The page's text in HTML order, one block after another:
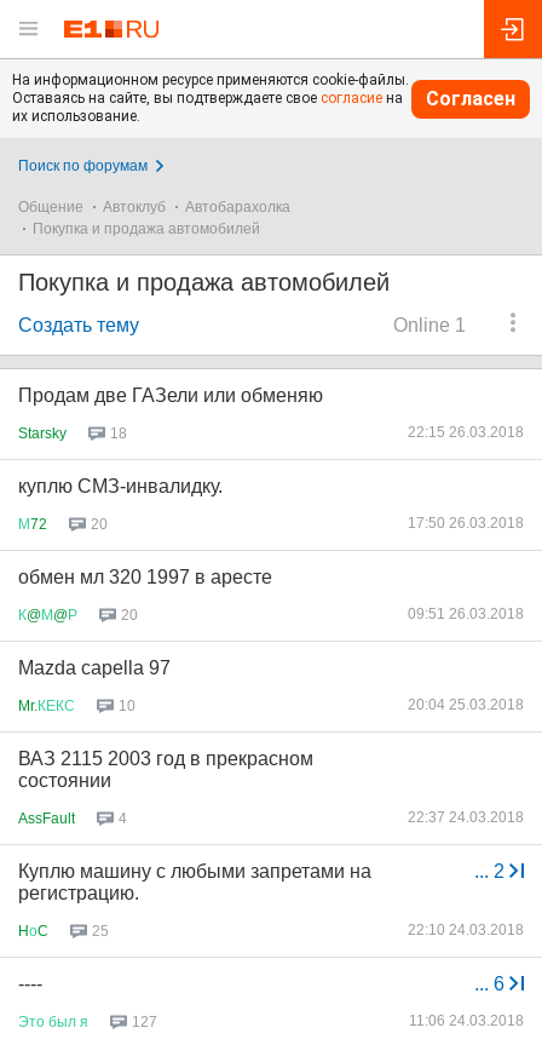
На информационном ресурсе применяются cookie-файлы.
Оставаясь на сайте, вы подтверждаете свое согласие на
их использование.
Согласен
Поиск по форумам
Общение Автоклуб
Автобарахолка
Покупка и продажа автомобилей
Покупка и продажа автомобилей
Online 1
Создать тему
Продам две ГАЗели или обменяю
Starsky 18 22:15 26.03.2018
куплю СМЗ-инвалидку.
М72 20 17:50 26.03.2018
обмен мл 320 1997 в аресте
К@М@Р 20 09:51 26.03.2018
Mazda capella 97
Mr. КЕКС 10 20:04 25.03.2018
ВАЗ 2115 2003 год в прекрасном
состоянии
AssFault 4 22:37 24.03.2018
... 2
Куплю машину с любыми запретами на
регистрацию.
HоC 25 22:10 24.03.2018
... 6
----
Это был я 127 11:06 24.03.2018